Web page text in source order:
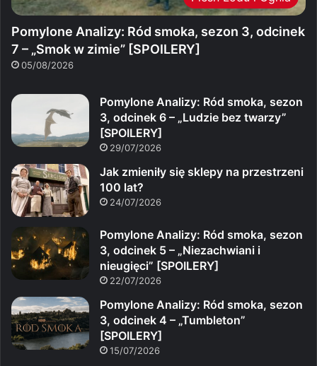
Pomylone Analizy: Ród smoka, sezon 3, odcinek
7 – „Smok w zimie” [SPOILERY]
05/08/2026
Pomylone Analizy: Ród smoka, sezon
3, odcinek 6 – „Ludzie bez twarzy”
[SPOILERY]
29/07/2026
Jak zmieniły się sklepy na przestrzeni
100 lat?
24/07/2026
Pomylone Analizy: Ród smoka, sezon
3, odcinek 5 – „Niezachwiani i
nieugięci” [SPOILERY]
22/07/2026
Pomylone Analizy: Ród smoka, sezon
3, odcinek 4 – „Tumbleton”
[SPOILERY]
15/07/2026